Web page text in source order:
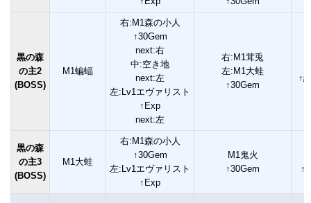
黒の森
の主2
(BOSS)
M1蝙蝠
右:M1森の小人
↑30Gem
next:右
中:空き地
next:左
左:Lv1エヴァリスト
↑Exp
next:左
右:M1茸兎
左:M1大蛙
↑30Gem
↑
黒の森
の主3
(BOSS)
M1大蛙
右:M1森の小人
↑30Gem
左:Lv1エヴァリスト
↑Exp
M1鬼火
↑30Gem
↑